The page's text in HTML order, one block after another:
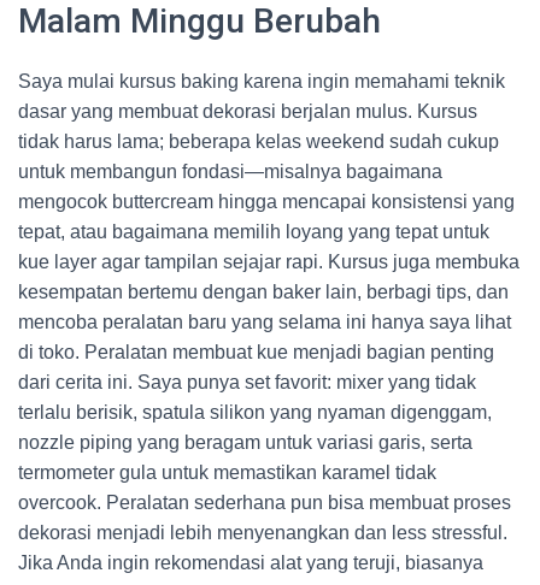
Malam Minggu Berubah
Saya mulai kursus baking karena ingin memahami teknik
dasar yang membuat dekorasi berjalan mulus. Kursus
tidak harus lama; beberapa kelas weekend sudah cukup
untuk membangun fondasi—misalnya bagaimana
mengocok buttercream hingga mencapai konsistensi yang
tepat, atau bagaimana memilih loyang yang tepat untuk
kue layer agar tampilan sejajar rapi. Kursus juga membuka
kesempatan bertemu dengan baker lain, berbagi tips, dan
mencoba peralatan baru yang selama ini hanya saya lihat
di toko. Peralatan membuat kue menjadi bagian penting
dari cerita ini. Saya punya set favorit: mixer yang tidak
terlalu berisik, spatula silikon yang nyaman digenggam,
nozzle piping yang beragam untuk variasi garis, serta
termometer gula untuk memastikan karamel tidak
overcook. Peralatan sederhana pun bisa membuat proses
dekorasi menjadi lebih menyenangkan dan less stressful.
Jika Anda ingin rekomendasi alat yang teruji, biasanya